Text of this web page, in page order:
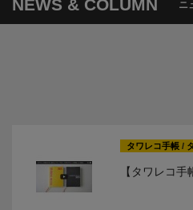
NEWS & COLUMN ニ
タワレコ手帳 /
【タワレコ